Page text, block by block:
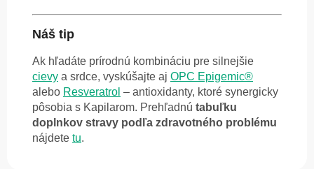
Náš tip
Ak hľadáte prírodnú kombináciu pre silnejšie
cievy a srdce, vyskúšajte aj OPC Epigemic®
alebo Resveratrol – antioxidanty, ktoré synergicky
pôsobia s Kapilarom. Prehľadnú tabuľku
doplnkov stravy podľa zdravotného problému
nájdete tu.